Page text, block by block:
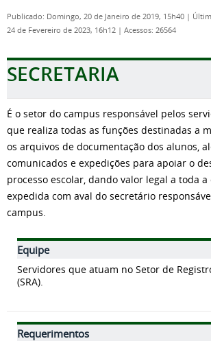
Publicado: Domingo, 20 de Janeiro de 2019, 15h40 |
24 de Fevereiro de 2023, 16h12 | Acessos: 26564
SECRETARIA
É o setor do campus responsável pelos
que realiza todas as funções destinadas a
os arquivos de documentação dos alunos,
comunicados e expedições para apoiar o
processo escolar, dando valor legal a toda
expedida com aval do secretário
campus.
Equipe
Servidores que atuam no Setor de
(SRA).
Requerimentos